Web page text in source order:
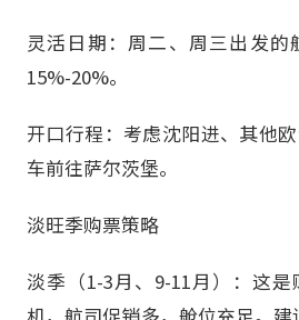
灵活日期：周二、周三出发的
15%-20%。
开口行程：考虑沈阳进、其他
车前往萨尔茨堡。
淡旺季购票策略
淡季（1-3月、9-11月）：这